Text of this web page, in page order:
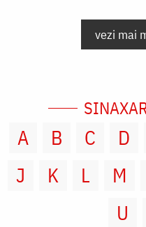
vezi mai
A B C D
J
K L M
U